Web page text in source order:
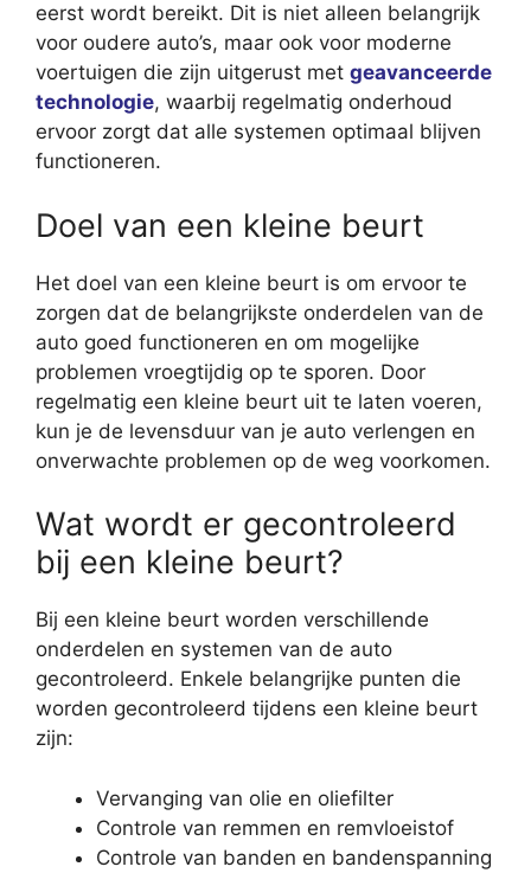
eerst wordt bereikt. Dit is niet alleen belangrijk
voor oudere auto’s, maar ook voor moderne
voertuigen die zijn uitgerust met geavanceerde
technologie, waarbij regelmatig onderhoud
ervoor zorgt dat alle systemen optimaal blijven
functioneren.
Doel van een kleine beurt
Het doel van een kleine beurt is om ervoor te
zorgen dat de belangrijkste onderdelen van de
auto goed functioneren en om mogelijke
problemen vroegtijdig op te sporen. Door
regelmatig een kleine beurt uit te laten voeren,
kun je de levensduur van je auto verlengen en
onverwachte problemen op de weg voorkomen.
Wat wordt er gecontroleerd
bij een kleine beurt?
Bij een kleine beurt worden verschillende
onderdelen en systemen van de auto
gecontroleerd. Enkele belangrijke punten die
worden gecontroleerd tijdens een kleine beurt
zijn:
Vervanging van olie en oliefilter
Controle van remmen en remvloeistof
Controle van banden en bandenspanning